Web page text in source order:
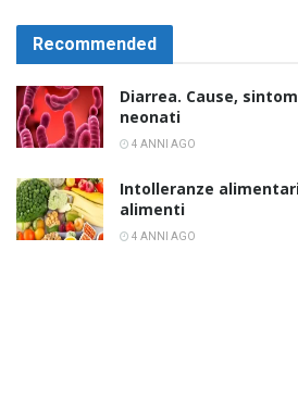
Recommended
Diarrea. Cause,
neonati
4 ANNI AGO
Intolleranze
alimenti
4 ANNI AGO